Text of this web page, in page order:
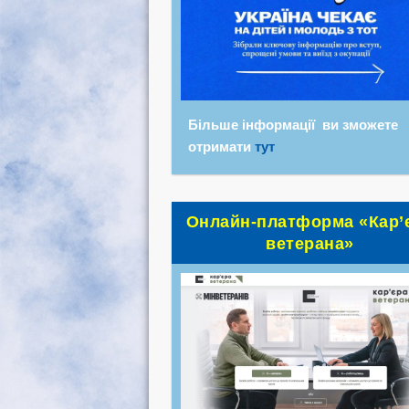
Більше інформації ви зможете
отриматитут
Онлайн-платформа
ветерана»